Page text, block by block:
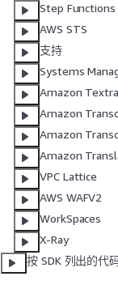
Step Functions
AWS STS
支持
Systems
Amazon
Amazon
Amazon
Amazon
VPC Lattice
AWS WAFV2
WorkSpaces
X-Ray
按 SDK 列出的代